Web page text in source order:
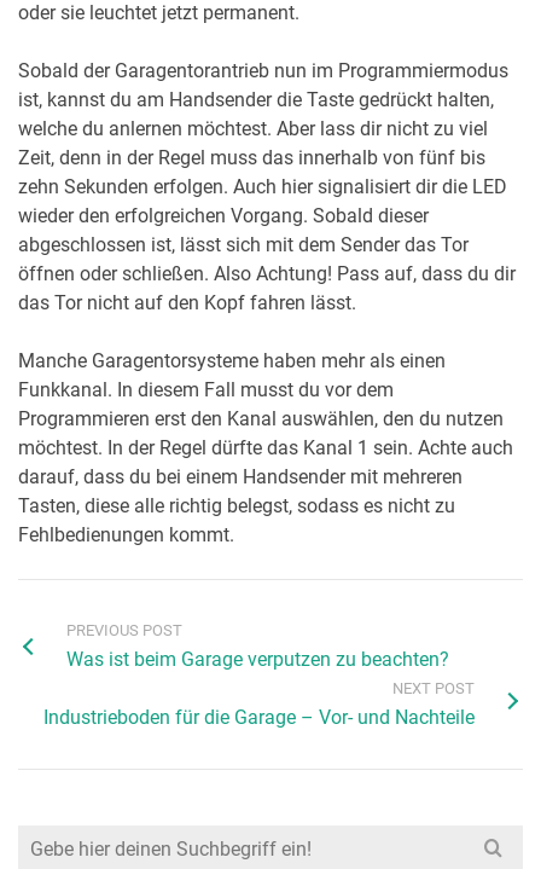
oder sie leuchtet jetzt permanent.
Sobald der Garagentorantrieb nun im Programmiermodus
ist, kannst du am Handsender die Taste gedrückt halten,
welche du anlernen möchtest. Aber lass dir nicht zu viel
Zeit, denn in der Regel muss das innerhalb von fünf bis
zehn Sekunden erfolgen. Auch hier signalisiert dir die LED
wieder den erfolgreichen Vorgang. Sobald dieser
abgeschlossen ist, lässt sich mit dem Sender das Tor
öffnen oder schließen. Also Achtung! Pass auf, dass du dir
das Tor nicht auf den Kopf fahren lässt.
Manche Garagentorsysteme haben mehr als einen
Funkkanal. In diesem Fall musst du vor dem
Programmieren erst den Kanal auswählen, den du nutzen
möchtest. In der Regel dürfte das Kanal 1 sein. Achte auch
darauf, dass du bei einem Handsender mit mehreren
Tasten, diese alle richtig belegst, sodass es nicht zu
Fehlbedienungen kommt.
PREVIOUS POST
Was ist beim Garage verputzen zu beachten?
NEXT POST
Industrieboden für die Garage – Vor- und Nachteile
Search